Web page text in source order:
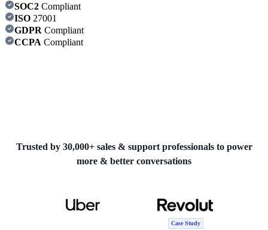
SOC2 Compliant
ISO 27001
GDPR Compliant
CCPA Compliant
Trusted by 30,000+ sales & support professionals to power
more & better conversations
Case Study